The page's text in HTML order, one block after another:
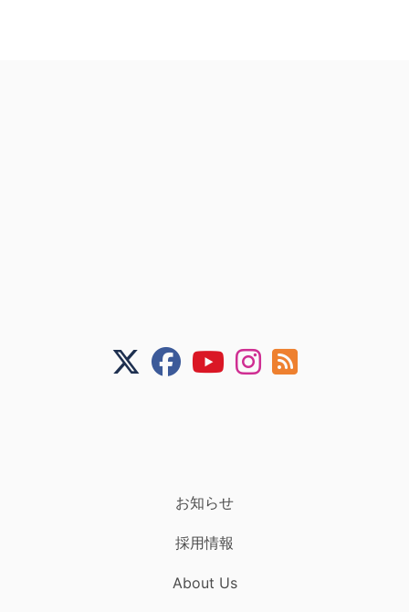
お知らせ
採用情報
About Us